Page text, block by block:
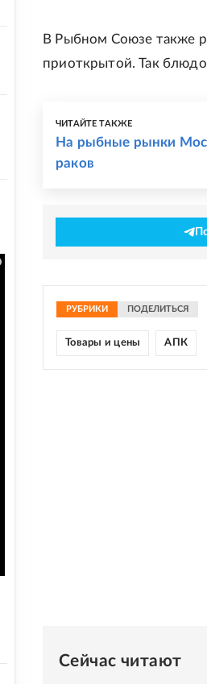
В Рыбном Союзе также
приоткрытой. Так
ЧИТАЙТЕ ТАКЖЕ
На рыбные рынки
раков
РУБРИКИ ПОДЕЛИТЬСЯ
Товары и цены АПК
Сейчас читают